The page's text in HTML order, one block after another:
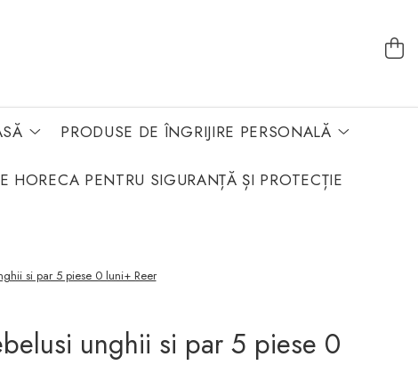
PRODUSE DE ÎNGRIJIRE PERSONALĂ
HORECA PENTRU SIGURANȚĂ ȘI PROTECȚIE
si par 5 piese 0 luni+ Reer
unghii si par 5 piese 0